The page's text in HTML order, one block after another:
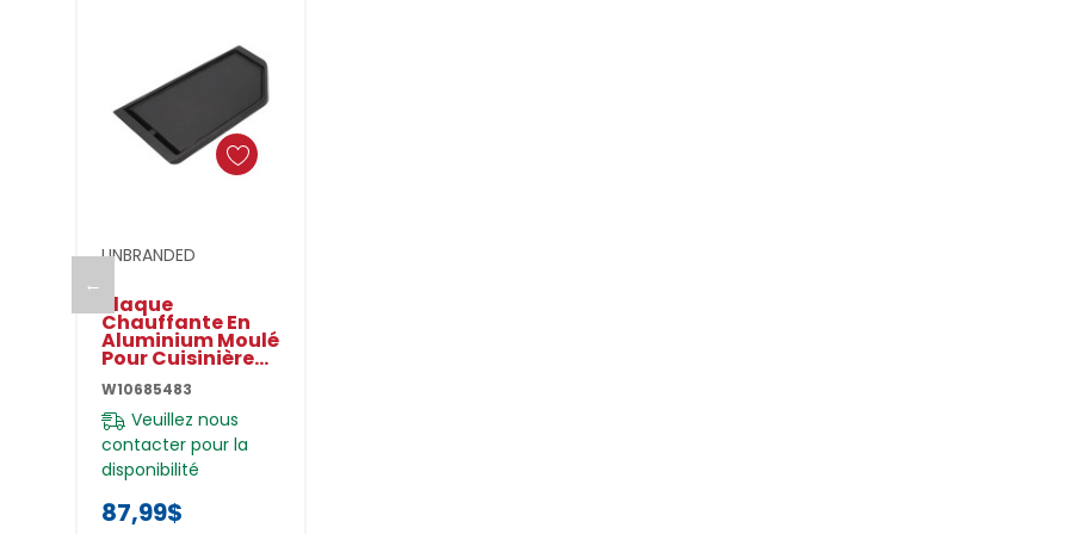
←
UNBRANDED
Plaque
Chauffante En
Aluminium Moulé
Pour Cuisinière
W10685483
W10685483
Veuillez nous
contacter pour la
disponibilité
87,99$